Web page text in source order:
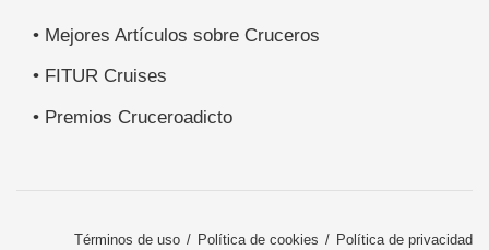
• Mejores Artículos sobre Cruceros
• FITUR Cruises
• Premios Cruceroadicto
Términos de uso Política de cookies Política de privacidad